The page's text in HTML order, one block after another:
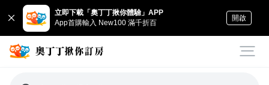
立即下載「奧丁丁揪你體驗」APP
App首購輸入 New100 滿千折百
開啟